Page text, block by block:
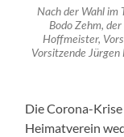
Nach der Wahl im
Bodo Zehm,
Hoffmeister,
Vorsitzende
Die Corona-
Heimatverein